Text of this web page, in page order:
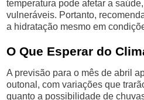
temperatura pode afetar a
vulneráveis. Portanto,
a hidratação mesmo em
O Que Esperar do
A previsão para o mês de abril
outonal, com variações que
quanto a possibilidade de